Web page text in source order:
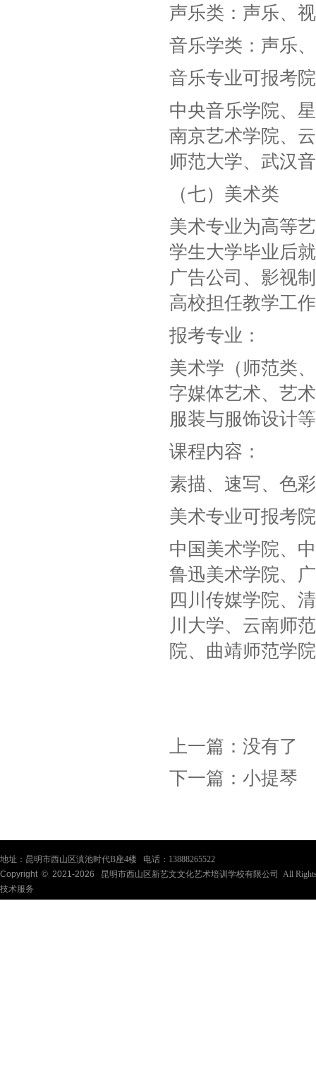
声乐类：声乐、
音乐学类：声乐
音乐专业可报考
中央音乐学院、
南京艺术学院、
师范大学、武汉
（七）美术类
美术专业为高等
学生大学毕业后
广告公司、影视
高校担任教学工
报考专业：
美术学（师范类
字媒体艺术、艺
服装与服饰设计
课程内容：
素描、速写、色
美术专业可报考
中国美术学院、
鲁迅美术学院、
四川传媒学院、
川大学、云南师
院、曲靖师范学
上一篇： 没有了
下一篇： 小提琴
地址：昆明市西山区滇池时代B座4楼 电话：13888265522
Copyright © 2021-2026
昆明市西山区新艺文文化艺术培训学校有限公司 All
技术服务